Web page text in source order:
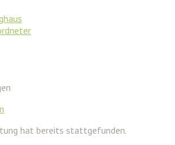
hat bereits stattgefunden.